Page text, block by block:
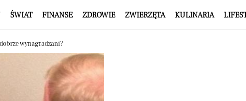
ŚWIAT FINANSE ZDROWIE ZWIERZĘTA KULINARIA
wynagradzani?